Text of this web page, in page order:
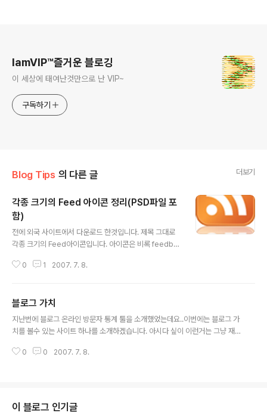
IamVIP™즐거운 블로깅
이 세상에 태여난것만으로 난 VIP~
구독하기
Blog Tips 의 다른 글 더보기
각종 크기의 Feed 아이콘 정리(PSD파일 포
함)
전에 외국 사이트에서 다운로드 한것입니다. 제목 그대로
각종 크기의 Feed아이콘입니다. 아이콘은 비록 feedbur
그에 딱히 맞는 아이콘이 없어서 feed아이콘을 배치 할때
다..
0 1 2007. 7. 8.
블로그 가치
지난번에 블로그 온라인 방문자 통계 툴을 소개했었는데요..이번에는 블로그 가
치를 볼수 있는 사이트 하나를 소개하겠습니다. 아시다 싶이 이런거는 그냥 재
요..그냥 간접적으로 블로그 가치가 돈으로가 아니라 가치로서 어떻게 변하는가
한 블로그는 만 달러 넘는데..OTL..
0 0 2007. 7. 8.
이 블로그 인기글